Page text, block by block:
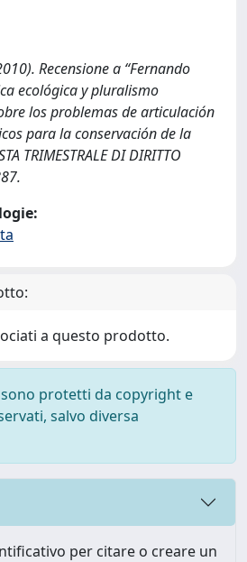
Recensione a “Fernando
ecológica y pluralismo
los problemas de articulación
para la conservación de la
TRIMESTRALE DI DIRITTO
a questo prodotto.
protetti da copyright e
salvo diversa
per citare o creare un